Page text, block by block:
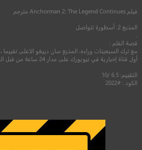
فيلم Anchorman 2: The Legend Continues مترجم
المذيع 2: أسطورة تتواصل
قصة الفلم :
مع ترك السبعينات وراءه، المذيع سان دييغو الاعلى تقييما
أول قناة إخبارية في نيويورك على مدار 24 ساعة من قبل العاصفة.
التقييم: 6.5 /10
الكود : #2022